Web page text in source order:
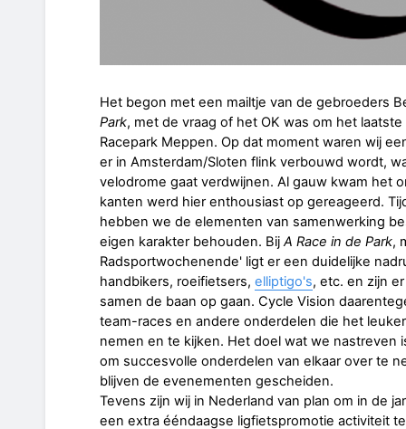
Het begon met een mailtje van de gebroeders
Park, met de vraag of het OK was om het
Racepark Meppen. Op dat moment waren wij
er in Amsterdam/Sloten flink verbouwd wordt,
velodrome gaat verdwijnen. Al gauw kwam het
kanten werd hier enthousiast op gereageerd.
hebben we de elementen van samenwerking
eigen karakter behouden. Bij A Race in de Park,
Radsportwochenende' ligt er een duidelijke
handbikers, roeifietsers, elliptigo's, etc. en zijn
samen de baan op gaan. Cycle Vision
team-races en andere onderdelen die het
nemen en te kijken. Het doel wat we nastreven
om succesvolle onderdelen van elkaar over te
blijven de evenementen gescheiden.
Tevens zijn wij in Nederland van plan om in de
een extra ééndaagse ligfietspromotie activiteit